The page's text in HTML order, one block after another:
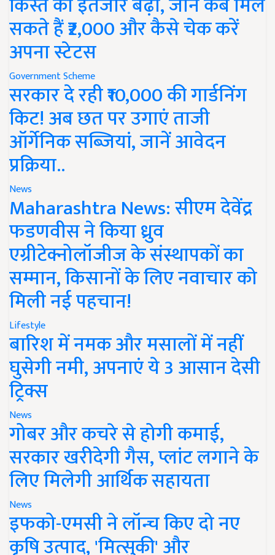
सकते हैं ₹2,000 और कैसे चेक करें
अपना स्टेटस
Government Scheme
सरकार दे रही ₹10,000 की गार्डनिंग
किट! अब छत पर उगाएं ताजी
ऑर्गेनिक सब्जियां, जानें आवेदन
प्रक्रिया..
News
Maharashtra News: सीएम देवेंद्र
फडणवीस ने किया ध्रुव
एग्रीटेक्नोलॉजीज के संस्थापकों का
सम्मान, किसानों के लिए नवाचार को
मिली नई पहचान!
Lifestyle
बारिश में नमक और मसालों में नहीं
घुसेगी नमी, अपनाएं ये 3 आसान देसी
ट्रिक्स
News
गोबर और कचरे से होगी कमाई,
सरकार खरीदेगी गैस, प्लांट लगाने के
लिए मिलेगी आर्थिक सहायता
News
इफको-एमसी ने लॉन्च किए दो नए
कृषि उत्पाद, 'मित्सुकी' और